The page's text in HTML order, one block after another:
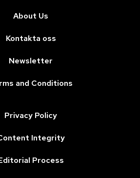
About Us
Kontakta oss
Newsletter
and Conditions
Privacy Policy
Integrity
Process